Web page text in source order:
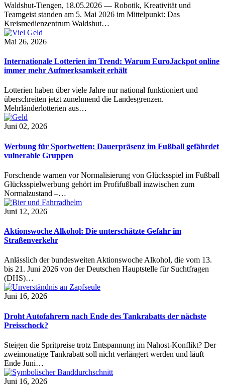
Waldshut-Tiengen, 18.05.2026 — Robotik, Kreativität und
Teamgeist standen am 5. Mai 2026 im Mittelpunkt: Das
Kreismedienzentrum Waldshut…
Mai 26, 2026
Internationale Lotterien im Trend: Warum EuroJackpot online
immer mehr Aufmerksamkeit erhält
Lotterien haben über viele Jahre nur national funktioniert und
überschreiten jetzt zunehmend die Landesgrenzen.
Mehrländerlotterien aus…
Juni 02, 2026
Werbung für Sportwetten: Dauerpräsenz im Fußball gefährdet
vulnerable Gruppen
Forschende warnen vor Normalisierung von Glücksspiel im Fußball
Glücksspielwerbung gehört im Profifußball inzwischen zum
Normalzustand –…
Juni 12, 2026
Aktionswoche Alkohol: Die unterschätzte Gefahr im
Straßenverkehr
Anlässlich der bundesweiten Aktionswoche Alkohol, die vom 13.
bis 21. Juni 2026 von der Deutschen Hauptstelle für Suchtfragen
(DHS)…
Juni 16, 2026
Droht Autofahrern nach Ende des Tankrabatts der nächste
Preisschock?
Steigen die Spritpreise trotz Entspannung im Nahost-Konflikt? Der
zweimonatige Tankrabatt soll nicht verlängert werden und läuft
Ende Juni…
Juni 16, 2026